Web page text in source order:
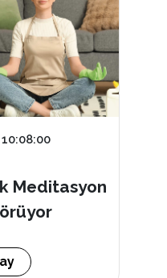
10:08:00
Meditasyon